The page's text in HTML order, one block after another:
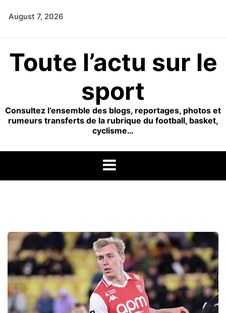
August 7, 2026
Toute l’actu sur le
sport
Consultez l’ensemble des blogs, reportages, photos et
rumeurs transferts de la rubrique du football, basket,
cyclisme…